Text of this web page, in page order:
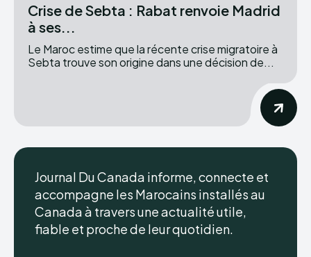
Crise de Sebta : Rabat renvoie Madrid
à ses...
Le Maroc estime que la récente crise migratoire à
Sebta trouve son origine dans une décision de...
Journal Du Canada informe, connecte et
accompagne les Marocains installés au
Canada à travers une actualité utile,
fiable et proche de leur quotidien.